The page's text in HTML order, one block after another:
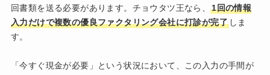
回書類を送る必要があります。チョウタツ王なら、1回の情報
入力だけで複数の優良ファクタリング会社に打診が完了 しま
す。
「今すぐ現金が必要」という状況において、この入力の手間が